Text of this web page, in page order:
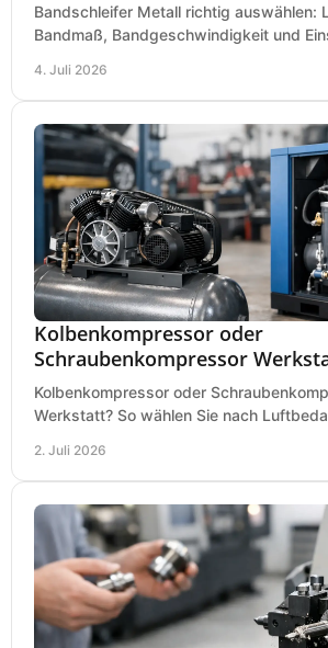
Bandschleifer Metall richtig auswählen:
Bandmaß, Bandgeschwindigkeit und
4. Juli 2026
Kolbenkompressor oder
Schraubenkompressor
Kolbenkompressor oder
Werkstatt? So wählen Sie nach
2. Juli 2026